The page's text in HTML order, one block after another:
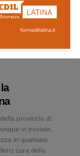
e il vostro
provincia di
vi troviate,
in qualsiasi
cura della